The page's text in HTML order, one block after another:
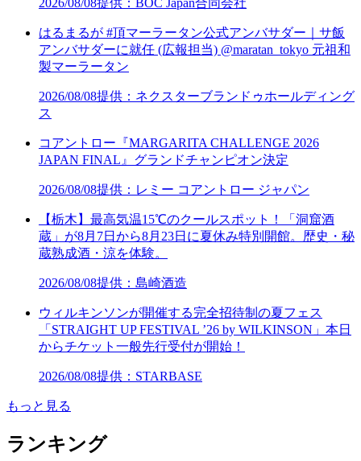
2026/08/08提供：BOC Japan合同会社
はるまるが #頂マーラータン公式アンバサダー｜サ飯
アンバサダーに就任 (広報担当) @maratan_tokyo 元祖和
製マーラータン
2026/08/08提供：ネクスターブランドゥホールディング
ス
コアントロー『MARGARITA CHALLENGE 2026
JAPAN FINAL』グランドチャンピオン決定
2026/08/08提供：レミー コアントロー ジャパン
【栃木】最高気温15℃のクールスポット！「洞窟酒
蔵」が8月7日から8月23日に夏休み特別開館。歴史・秘
蔵熟成酒・涼を体験。
2026/08/08提供：島崎酒造
ウィルキンソンが開催する完全招待制の夏フェス
「STRAIGHT UP FESTIVAL ’26 by WILKINSON」本日
からチケット一般先行受付が開始！
2026/08/08提供：STARBASE
もっと見る
ランキング